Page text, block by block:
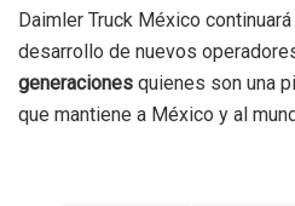
Daimler Truck México
desarrollo de nuevos
generaciones quienes son una
que mantiene a México y al